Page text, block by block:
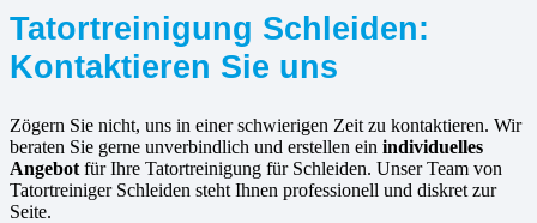
Tatortreinigung Schleiden:
Kontaktieren Sie uns
Zögern Sie nicht, uns in einer schwierigen Zeit zu kontaktieren. Wir
beraten Sie gerne unverbindlich und erstellen ein individuelles
Angebot für Ihre Tatortreinigung für Schleiden. Unser Team von
Tatortreiniger Schleiden steht Ihnen professionell und diskret zur
Seite.